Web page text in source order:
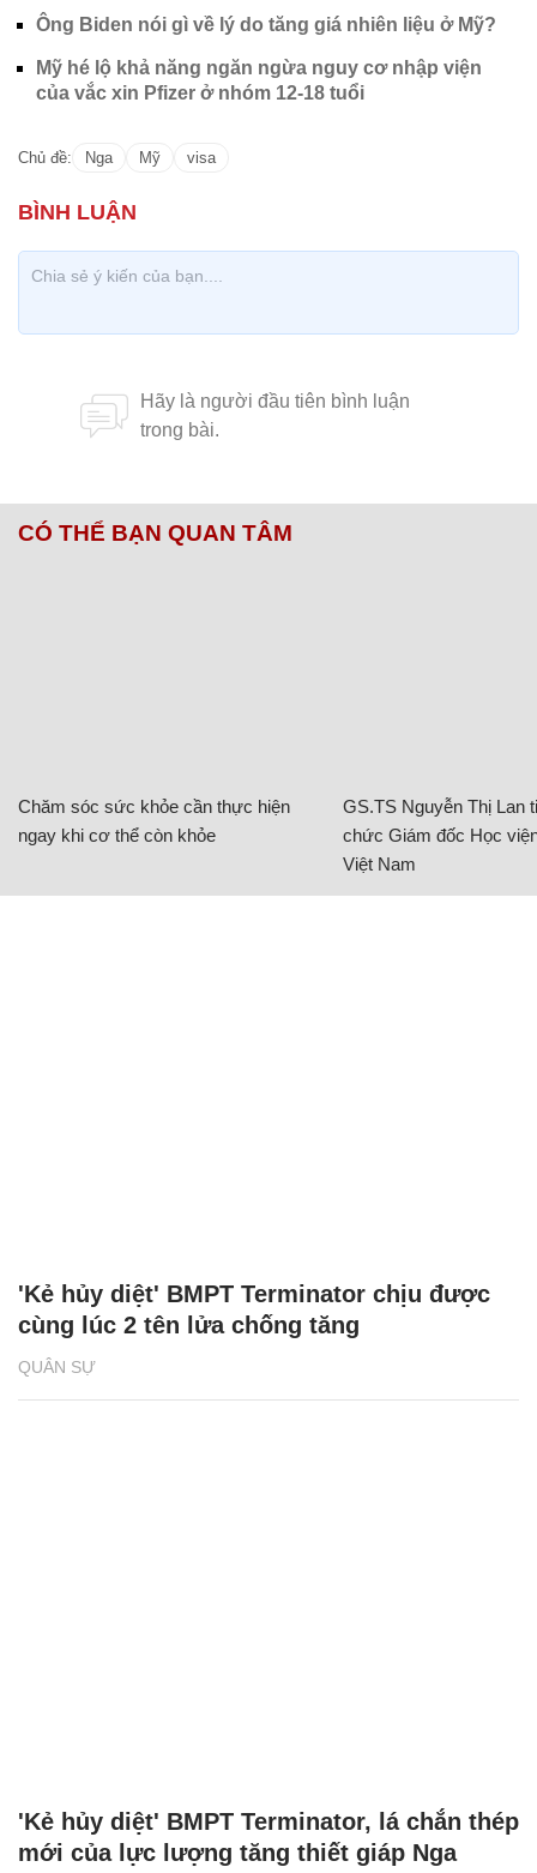
Ông Biden nói gì về lý do tăng giá nhiên liệu ở Mỹ?
Mỹ hé lộ khả năng ngăn ngừa nguy cơ nhập viện
của vắc xin Pfizer ở nhóm 12-18 tuổi
Chủ đề: Nga Mỹ visa
CÓ THỂ BẠN QUAN TÂM
Chăm sóc sức khỏe cần thực hiện
ngay khi cơ thể còn khỏe
GS.TS Nguyễn Thị Lan
chức Giám đốc Học
Việt Nam
QUÂN SỰ
'Kẻ hủy diệt' BMPT Terminator chịu được
cùng lúc 2 tên lửa chống tăng
'Kẻ hủy diệt' BMPT Terminator, lá chắn thép
mới của lực lượng tăng thiết giáp Nga